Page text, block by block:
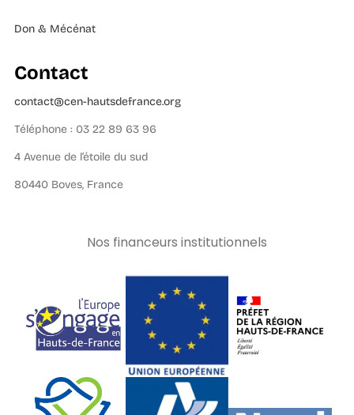
Don & Mécénat
Contact
contact@cen-hautsdefrance.org
Téléphone : 03 22 89 63 96
4 Avenue de l’étoile du sud
80440 Boves, France
Nos financeurs institutionnels